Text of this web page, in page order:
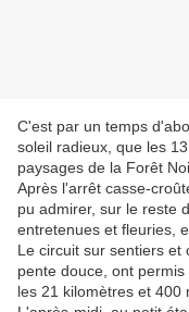
C'est par un temps
soleil radieux, que les
paysages de la Forêt
Après l'arrêt casse-
pu admirer, sur le reste
entretenues et fleuries,
Le circuit sur sentiers et
pente douce, ont
les 21 kilomètres et 400